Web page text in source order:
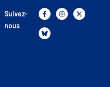
Suivez-
nous